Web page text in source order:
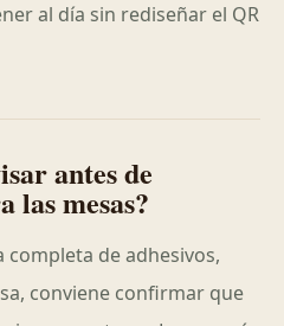
al día sin rediseñar el QR
antes de
mesas?
de adhesivos,
conviene confirmar que